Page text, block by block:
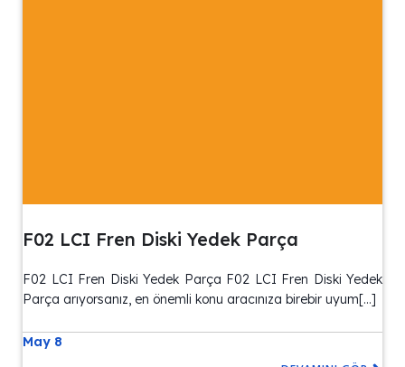
F02 LCI Fren Diski Yedek Parça
F02 LCI Fren Diski Yedek Parça F02 LCI Fren Diski Yedek
Parça arıyorsanız, en önemli konu aracınıza birebir uyum[…]
May 8